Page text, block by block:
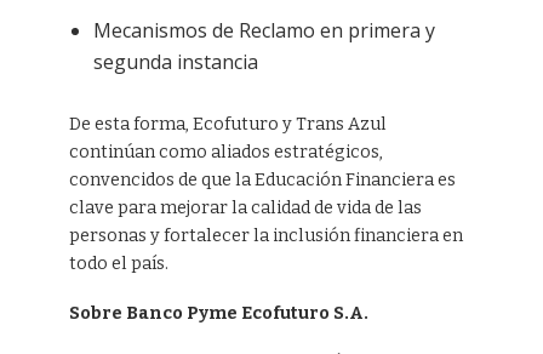
Mecanismos de Reclamo en primera y
segunda instancia
De esta forma, Ecofuturo y Trans Azul
continúan como aliados estratégicos,
convencidos de que la Educación Financiera es
clave para mejorar la calidad de vida de las
personas y fortalecer la inclusión financiera en
todo el país.
Sobre Banco Pyme Ecofuturo S.A.